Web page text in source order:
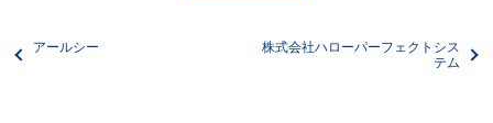
アールシー
株式会社ハローパーフェクトシス
テム